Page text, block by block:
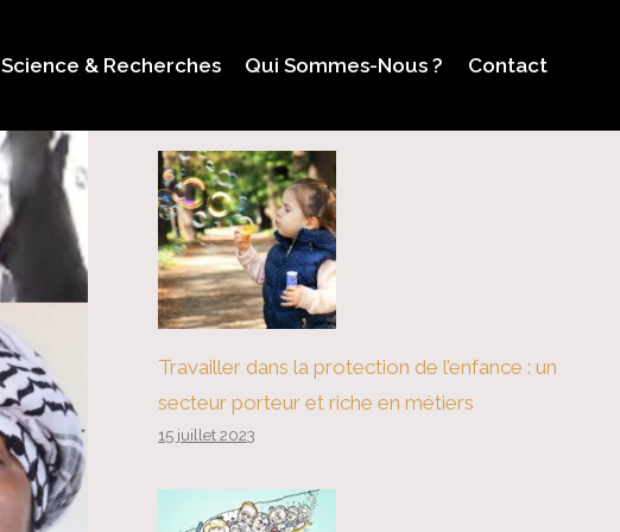
Science & Recherches Qui Sommes-Nous ? Contact
Travailler dans la protection de l’enfance : un
secteur porteur et riche en métiers
15 juillet 2023